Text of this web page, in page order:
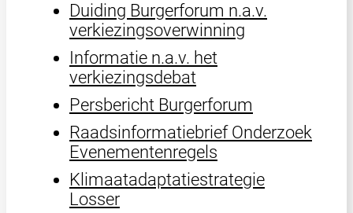
Duiding Burgerforum n.a.v.
verkiezingsoverwinning
Informatie n.a.v. het
verkiezingsdebat
Persbericht Burgerforum
Raadsinformatiebrief Onderzoek
Evenementenregels
Klimaatadaptatiestrategie
Losser